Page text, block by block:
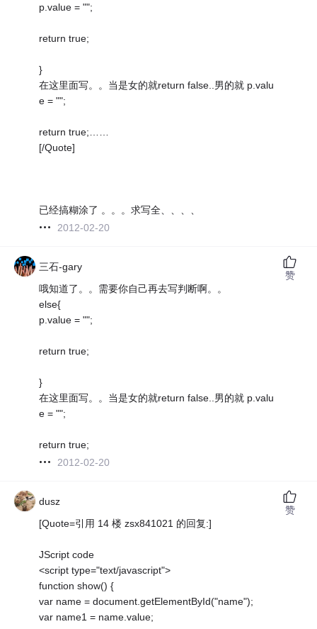
p.value = "";
return true;
}
在这里面写。。当是女的就return false..男的就 p.valu
e = "";
return true;……
[/Quote]
已经搞糊涂了 。。。求写全、、、、
2012-02-20
三石-gary
哦知道了。。需要你自己再去写判断啊。。
else{
p.value = "";
return true;
}
在这里面写。。当是女的就return false..男的就 p.valu
e = "";
return true;
2012-02-20
赞
dusz
[Quote=引用 14 楼 zsx841021 的回复:]
JScript code
<script type="text/javascript">
function show() {
var name = document.getElementById("name");
var name1 = name.value;
赞